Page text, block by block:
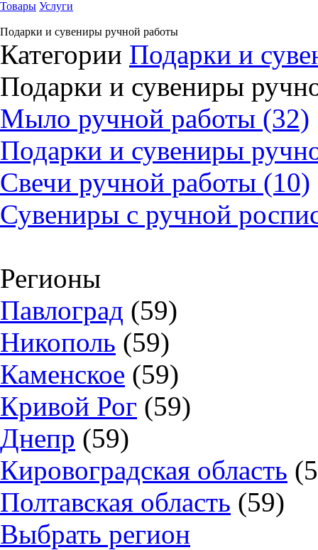
Товары Услуги
Подарки и сувениры ручной работы
Категории Подарки и
Подарки и сувениры
Мыло ручной работы (32)
Подарки и сувениры
Свечи ручной работы (10)
Сувениры с ручной
Регионы
Павлоград (59)
Никополь (59)
Каменское (59)
Кривой Рог (59)
Днепр (59)
Кировоградская область
Полтавская область (59)
Выбрать регион